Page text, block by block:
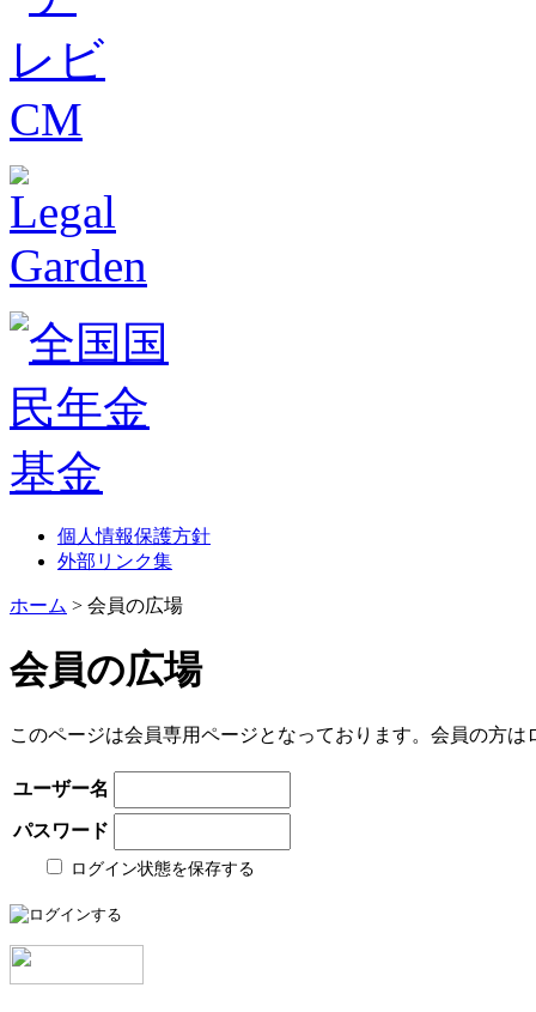
個人情報保護方針
外部リンク集
ホーム > 会員の広場
会員の広場
このページは会員専用ページとなっております。会員の方は
ユーザー名
パスワード
ログイン状態を保存する